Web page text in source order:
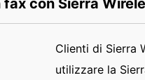
fax con Sierra
Clienti di Sierra
utilizzare la